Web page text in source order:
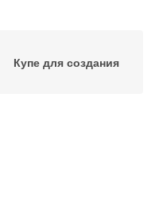
Купе для создания